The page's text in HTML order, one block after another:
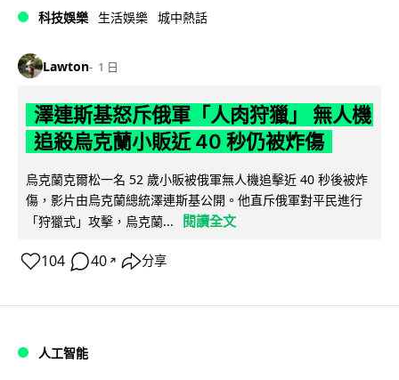
科技娛樂 生活娛樂 城中熱話
Lawton 1 日
澤連斯基怒斥俄軍「人肉狩獵」 無人機
追殺烏克蘭小販近 40 秒仍被炸傷
烏克蘭克爾松一名 52 歲小販被俄軍無人機追擊近 40 秒後被炸
傷，影片由烏克蘭總統澤連斯基公開。他直斥俄軍對平民進行
「狩獵式」攻擊，烏克蘭...
閱讀全文
104 40 ↗ 分享
人工智能